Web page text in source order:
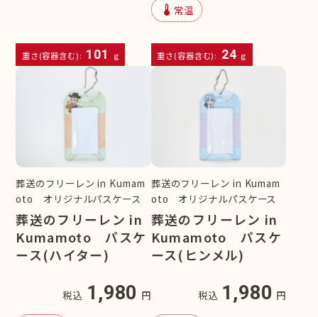
重さ(容器含む): 101 g
device_thermostat 常温
重さ(容器含む): 24 g
葬送のフリーレン in Kumam
oto オリジナルパスケース
葬送のフリーレン in
Kumamoto パスケ
ース(ハイター)
税込 1,980 円
葬送のフリーレン in Kumam
oto オリジナルパスケース
葬送のフリーレン in
Kumamoto パスケ
ース(ヒンメル)
税込 1,980 円